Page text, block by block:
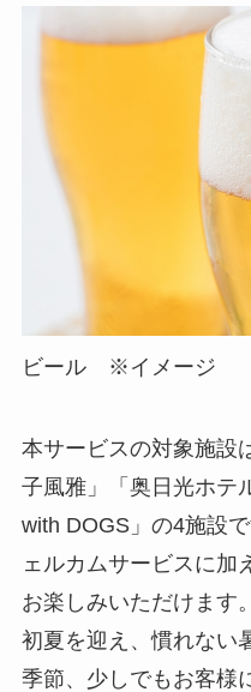
ビール ※イメージ
本サービスの対象施設
子風雅」「奥日光ホテ
with DOGS」の4施設
ェルカムサービスに加
お楽しみいただけます。
初夏を迎え、慣れない
季節、少しでもお客様